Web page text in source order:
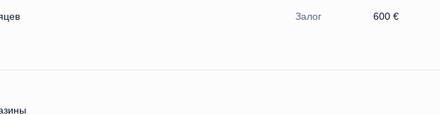
Залог 600 €